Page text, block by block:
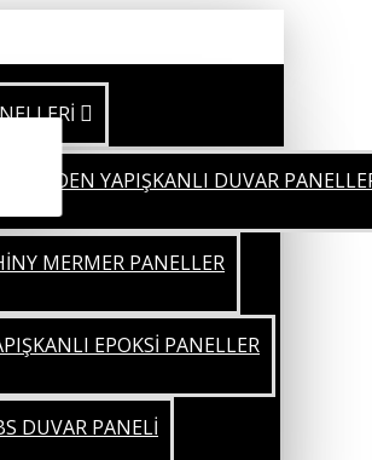
YAPIŞKANLI DUVAR
MERMER PANELLER
EPOKSİ PANELLER
DUVAR PANELİ